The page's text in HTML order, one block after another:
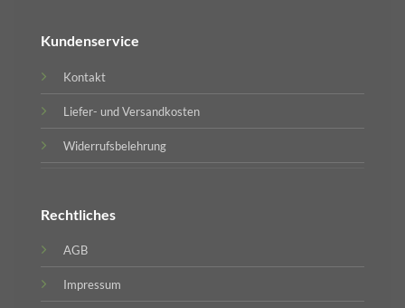
Kundenservice
Kontakt
Liefer- und Versandkosten
Widerrufsbelehrung
Rechtliches
AGB
Impressum